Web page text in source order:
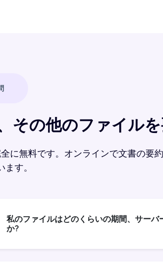
その他のファイル
に無料です。オンラインで文書の要
す。
私のファイルはどのくらいの期間、サーバ
か?